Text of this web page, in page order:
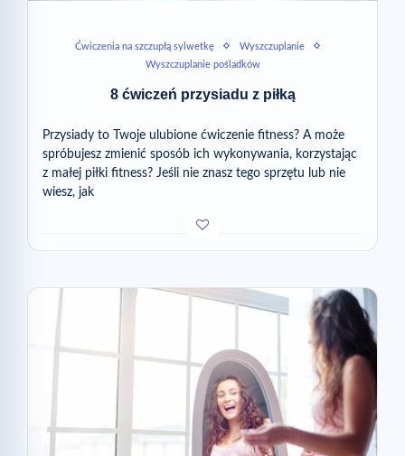
Ćwiczenia na szczupłą sylwetkę
Wyszczuplanie
Wyszczuplanie pośladków
8 ćwiczeń przysiadu z piłką
Przysiady to Twoje ulubione ćwiczenie fitness? A może
spróbujesz zmienić sposób ich wykonywania, korzystając
z małej piłki fitness? Jeśli nie znasz tego sprzętu lub nie
wiesz, jak